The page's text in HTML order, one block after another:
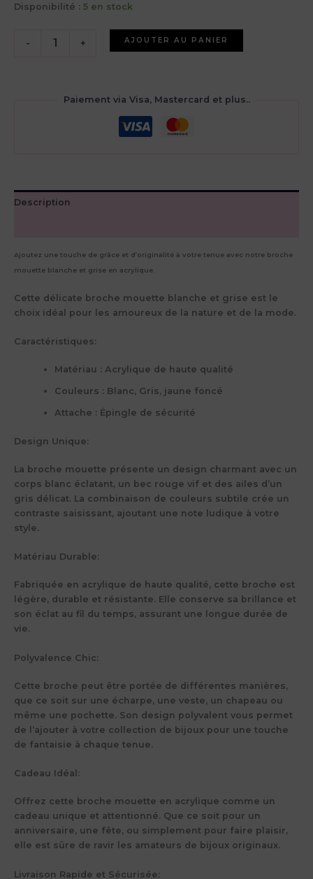
Disponibilité : 5 en stock
-
quantité
+ AJOUTER AU PANIER
Paiement via Visa, Mastercard et plus..
Description
Ajoutez une touche de grâce et d’originalité à votre tenue avec notre broche
mouette blanche et grise en acrylique.
Cette délicate broche mouette blanche et grise est le
choix idéal pour les amoureux de la nature et de la mode.
Caractéristiques:
Matériau : Acrylique de haute qualité
Couleurs : Blanc, Gris, jaune foncé
Attache : Épingle de sécurité
Design Unique:
La broche mouette présente un design charmant avec un
corps blanc éclatant, un bec rouge vif et des ailes d’un
gris délicat. La combinaison de couleurs subtile crée un
contraste saisissant, ajoutant une note ludique à votre
style.
Matériau Durable:
Fabriquée en acrylique de haute qualité, cette broche est
légère, durable et résistante. Elle conserve sa brillance et
son éclat au fil du temps, assurant une longue durée de
vie.
Polyvalence Chic:
Cette broche peut être portée de différentes manières,
que ce soit sur une écharpe, une veste, un chapeau ou
même une pochette. Son design polyvalent vous permet
de l’ajouter à votre collection de bijoux pour une touche
de fantaisie à chaque tenue.
Cadeau Idéal:
Offrez cette broche mouette en acrylique comme un
cadeau unique et attentionné. Que ce soit pour un
anniversaire, une fête, ou simplement pour faire plaisir,
elle est sûre de ravir les amateurs de bijoux originaux.
Livraison Rapide et Sécurisée: